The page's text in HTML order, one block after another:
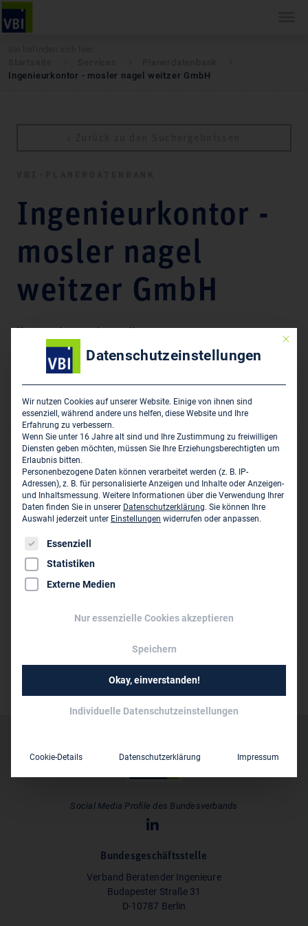
Ingenieurkontor - mosler nagel weitzer GmbH
Ingenieurkontor -
mosler nagel
weitzer GmbH
Schäden an Gebäuden, Gutachten Holzzustand,
Hauptsitz des Unternehmens
Ingenieurkontor - mosler nagel weitzer GmbH
Am Bauhof 4b
D-91088 Bubenreuth
Social Media Profile des Bundesverbands
Bundesgeschäftsstelle
Verband Beratender Ingenieure
Budapester Straße 31
D-10787 Berlin
Mit
Datenschutzeinstellungen
Wir nutzen Cookies auf unserer Website. Einige von ihnen sind
essenziell, während andere uns helfen, diese Website und Ihre
Erfahrung zu verbessern.
Wenn Sie unter 16 Jahre alt sind und Ihre Zustimmung zu freiwilligen
Diensten geben möchten, müssen Sie Ihre Erziehungsberechtigten um
Erlaubnis bitten.
Personenbezogene Daten können verarbeitet werden (z. B. IP-
Adressen), z. B. für personalisierte Anzeigen und Inhalte oder Anzeigen-
und Inhaltsmessung. Weitere Informationen über die Verwendung Ihrer
Daten finden Sie in unserer Datenschutzerklärung. Sie können Ihre
Auswahl jederzeit unter Einstellungen widerrufen oder anpassen.
Es folgt eine Liste der Service-Gruppen, für die eine
Essenziell
Statistiken
Externe Medien
Nur essenzielle Cookies akzeptieren
Speichern
Okay, einverstanden!
Individuelle Datenschutzeinstellungen
Cookie-Details Datenschutzerklärung Impressum